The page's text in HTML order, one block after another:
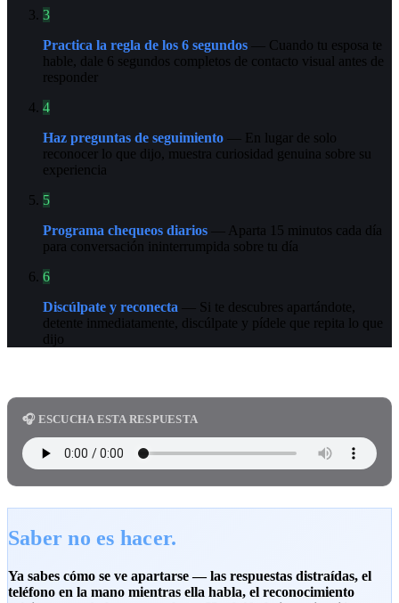
3
Practica la regla de los 6 segundos — Cuando tu esposa te
hable, dale 6 segundos completos de contacto visual antes de
responder
4
Haz preguntas de seguimiento — En lugar de solo
reconocer lo que dijo, muestra curiosidad genuina sobre su
experiencia
5
Programa chequeos diarios — Aparta 15 minutos cada día
para conversación ininterrumpida sobre tu día
6
Discúlpate y reconecta — Si te descubres apartándote,
detente inmediatamente, discúlpate y pídele que repita lo que
dijo
🎧 ESCUCHA ESTA RESPUESTA
Saber no es hacer.
Ya sabes cómo se ve apartarse — las respuestas distraídas, el
teléfono en la mano mientras ella habla, el reconocimiento